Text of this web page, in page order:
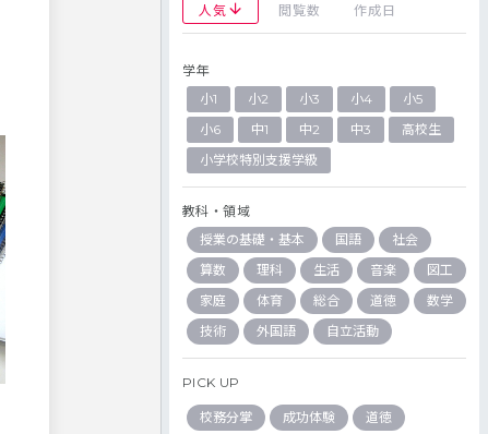
人気
閲覧数 作成日
学年
小1
小2 小3 小4
小5
小6
中1 中2 中3
高校生
小学校特別支援学級
教科・領域
授業の基礎・基本
国語
社会
算数
理科 生活 音楽
図工
家庭
体育 総合 道徳
数学
技術
外国語 自立活動
PICK UP
校務分掌 成功体験 道徳